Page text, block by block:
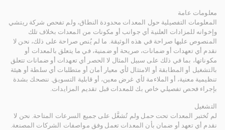
معلومات عامة
المعلومات التفصيلية حول المعدات محدودة النطاق، ولم تفحص شركة ريتشي
وإخوانه للمزادات العلنية أي جوانب أو مكونات من المعدات بخلاف تلك
المنصوص عليها صراحة في هذه الوثيقة. ما لم يُنص صراحة على ذلك، نحن لا
نقدم أي تعهدات أو ضمانات، صريحة أو ضمنية، في ما يتعلق بالمعدات أو
مكوناتها، بما في ذلك على سبيل المثال لا الحصر أي تعهدات أو ضمانات تتعلق
بالتشغيل أو المطابقة أو الامتثال لأي معيار أمان أو متطلبات أي سلطة أو هيئة
تنظيمية معنية، أو الملاءمة لأي غرض معين، أو قابلية التسويق. ننصحك بشدة
بإجراء فحص تفصيلي خاص بك للمعدات قبل تقديم المزايدات.
التشغيل
لم تُختبر المعدات تحت حمل ولم تُشغَّل على جميع السرعات المتاحة. نحن لا
نقدم أي تعهد أو ضمان بأن المعدات تعمل وفق مواصفات الشركات المصنعة.